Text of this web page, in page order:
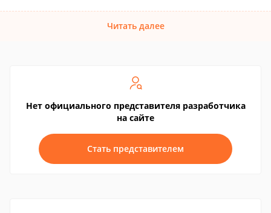
Читать далее
Нет официального представителя разработчика
на сайте
Стать представителем